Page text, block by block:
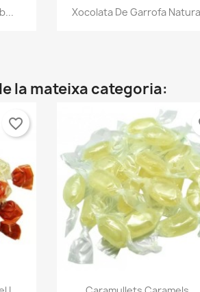
Vista ràpida
Xocolata De Garrofa
la mateixa categoria:
favorite_border
Vista ràpida